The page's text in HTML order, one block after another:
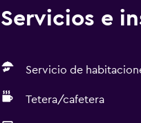
Servicios e
Servicio de
Tetera/cafetera